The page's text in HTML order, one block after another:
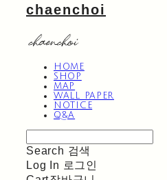
chaenchoi
HOME
SHOP
MAP
WALL PAPER
NOTICE
Q&A
Search 검색
Log In 로그인